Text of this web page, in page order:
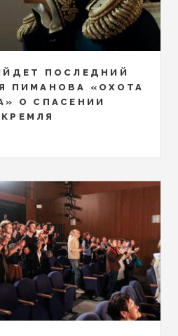
ПОСЛЕДНИЙ
ПИМАНОВА «ОХОТА
О СПАСЕНИИ